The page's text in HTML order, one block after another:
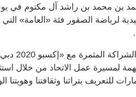
لرياضة الصقور فئة «العامة»
ونجح
لمسيرة عمل الاتحاد من خلال
للتعريف بتراثنا وثقافتنا وهويتنا